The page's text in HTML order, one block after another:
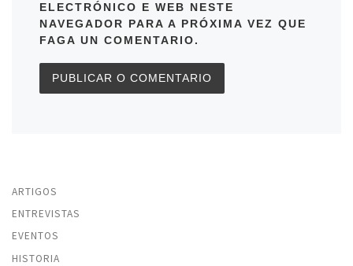
ELECTRÓNICO E WEB NESTE
NAVEGADOR PARA A PRÓXIMA VEZ QUE
FAGA UN COMENTARIO.
ARTIGOS
ENTREVISTAS
EVENTOS
HISTORIA